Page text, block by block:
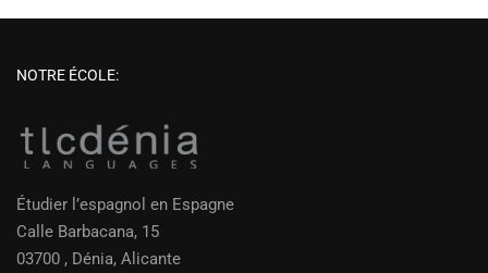
NOTRE ÉCOLE:
Étudier l’espagnol en Espagne
Calle Barbacana, 15
03700 , Dénia, Alicante